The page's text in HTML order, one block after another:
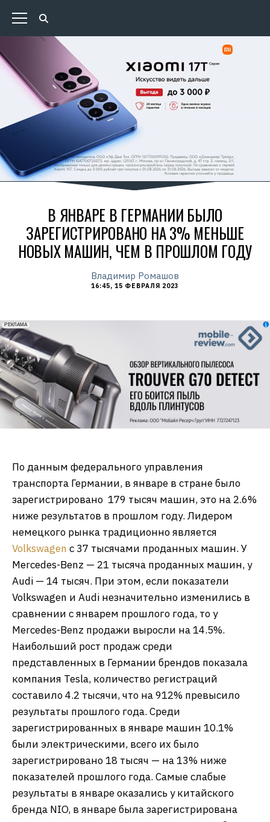
В ЯНВАРЕ В ГЕРМАНИИ БЫЛО
ЗАРЕГИСТРИРОВАНО НА 3% МЕНЬШЕ
НОВЫХ МАШИН, ЧЕМ В ПРОШЛОМ ГОДУ
Владимир Ромашов
16:45, 15 ФЕВРАЛЯ 2023
erid: 2VfnxxmNzs5
РЕКЛАМА
По данным федерального управления
транспорта Германии, в январе в стране было
зарегистрировано 179 тысяч машин, это на 2.6%
ниже результатов в прошлом году. Лидером
немецкого рынка традиционно является
Volkswagen с 37 тысячами проданных машин. У
Mercedes-Benz — 21 тысяча проданных машин, у
Audi — 14 тысяч. При этом, если показатели
Volkswagen и Audi незначительно изменились в
сравнении с январем прошлого года, то у
Mercedes-Benz продажи выросли на 14.5%.
Наибольший рост продаж среди
представленных в Германии брендов показала
компания Tesla, количество регистраций
составило 4.2 тысячи, что на 912% превысило
результаты прошлого года. Среди
зарегистрированных в январе машин 10.1%
были электрическими, всего их было
зарегистрировано 18 тысяч — на 13% ниже
показателей прошлого года. Самые слабые
результаты в январе оказались у китайского
бренда NIO, в январе была зарегистрирована